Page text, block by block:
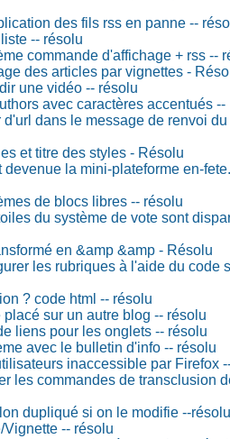
des fils rss en panne --
-- résolu
commande d'affichage + rss --
des articles par vignettes -
une vidéo -- résolu
avec caractères accentués --
d'url dans le message de renvoi
et titre des styles - Résolu
devenue la mini-plateforme en-
de blocs libres -- résolu
du système de vote sont
en &amp &amp - Résolu
les rubriques à l'aide du code
? code html -- résolu
placé sur un autre blog -- résolu
liens pour les onglets -- résolu
avec le bulletin d'info -- résolu
inaccessible par Firefox
les commandes de transclusion
dupliqué si on le modifie --résolu
Vignette -- résolu